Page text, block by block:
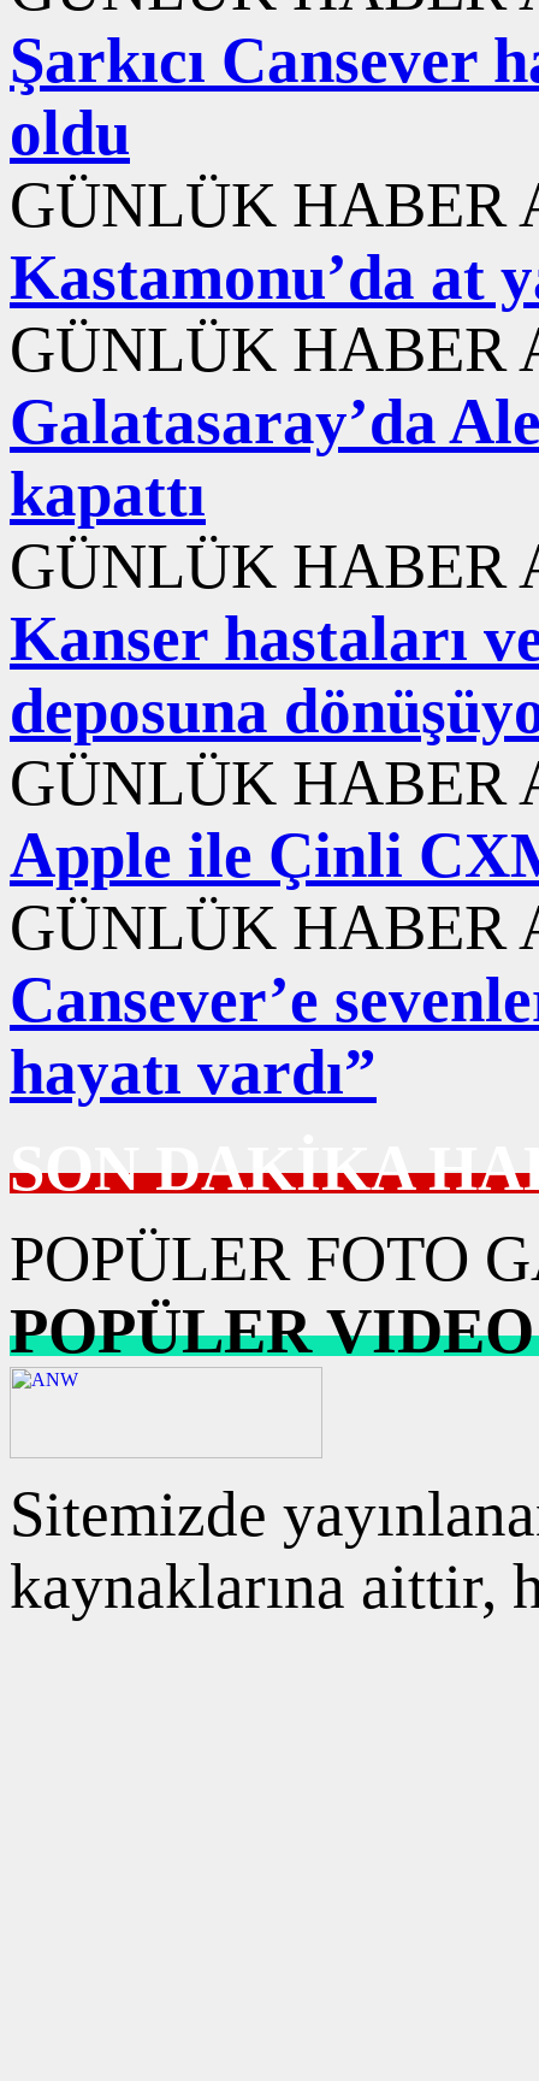
Şarkıcı Cansever
oldu
GÜNLÜK HABER
Kastamonu’da at
GÜNLÜK HABER
Galatasaray’da
kapattı
GÜNLÜK HABER
Kanser hastaları
deposuna
GÜNLÜK HABER
Apple ile Çinli
GÜNLÜK HABER
Cansever’e
hayatı vardı”
SON DAKİKA
POPÜLER FOTO
POPÜLER
Sitemizde
kaynaklarına aittir,